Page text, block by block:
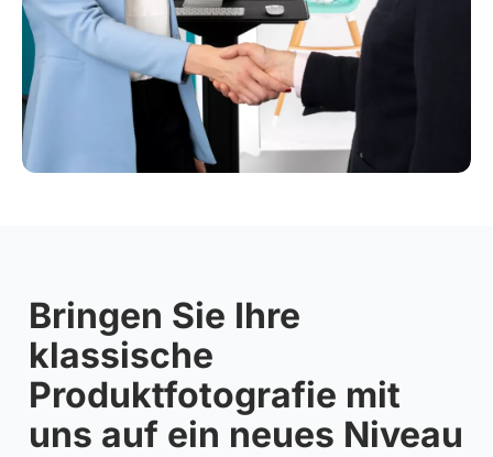
Bringen Sie Ihre
klassische
Produktfotografie mit
uns auf ein neues Niveau